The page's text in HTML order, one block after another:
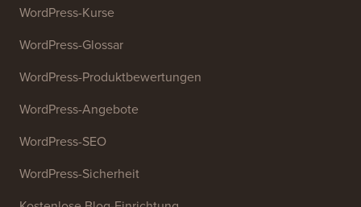
WordPress-Kurse
WordPress-Glossar
WordPress-Produktbewertungen
WordPress-Angebote
WordPress-SEO
WordPress-Sicherheit